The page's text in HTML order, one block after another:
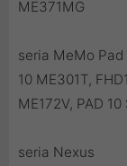
ME371MG
seria MeMo Pad
10 ME301T,
ME172V, PAD
seria Nexus